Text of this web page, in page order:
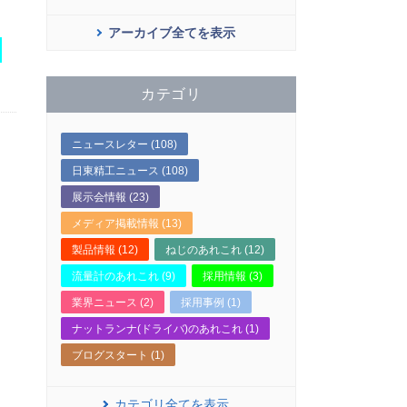
アーカイブ全てを表示
カテゴリ
ニュースレター (108)
日東精工ニュース (108)
展示会情報 (23)
メディア掲載情報 (13)
製品情報 (12) ねじのあれこれ (12)
流量計のあれこれ (9) 採用情報 (3)
業界ニュース (2) 採用事例 (1)
ナットランナ(ドライバ)のあれこれ (1)
ブログスタート (1)